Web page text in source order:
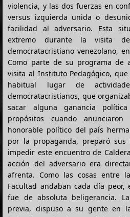
violencia, y las dos fuerzas en
versus izquierda unida o
facilidad al adversario. Esta
extremo durante la visita
democratacristiano venezolano,
Como parte de su programa de
visita al Instituto Pedagógico,
habitual lugar de
democratacristianos, que
sacar alguna ganancia
propósitos cuando
honorable político del país
por la propaganda, preparó
impedir este encuentro de
acción del adversario era
afrenta. Como las cosas entre
Facultad andaban cada día
fue de absoluta beligerancia.
previa, dispuso a su gente en